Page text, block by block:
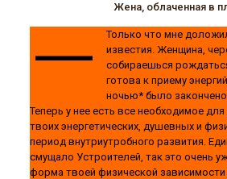
Жена, облаченная в
—
Только что мне
известия. Женщина,
собираешься
готова к приему
ночью* было
Теперь у нее есть все необходимое
твоих энергетических, душевных и
период внутриутробного развития.
смущало Устроителей, так это очень
форма твоей физической